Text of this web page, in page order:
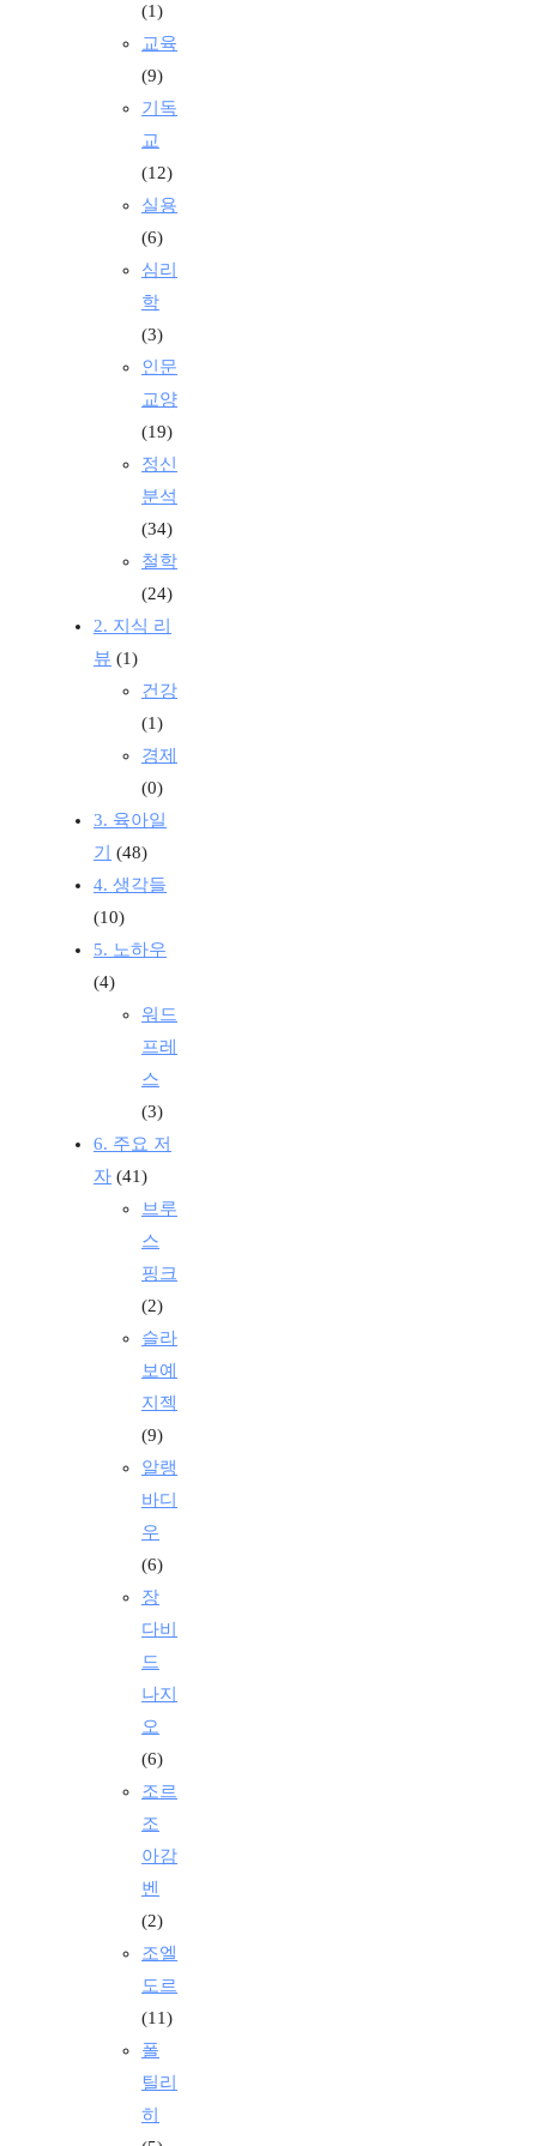
(1)
교육
(9)
기독
교
(12)
실용
(6)
심리
학
(3)
인문
교양
(19)
정신
분석
(34)
철학
(24)
2. 지식 리
뷰 (1)
건강
(1)
경제
(0)
3. 육아일
기
(48)
4. 생각들
(10)
5. 노하우
(4)
워드
프레
스
(3)
6. 주요 저
자 (41)
브루
스
핑크
(2)
슬라
보예
지젝
(9)
알랭
바디
우
(6)
장
다비
드
나지
오
(6)
조르
조
아감
벤
(2)
조엘
도르
(11)
폴
틸리
히